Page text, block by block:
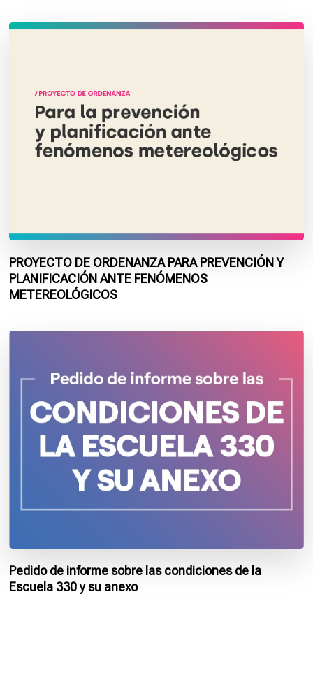
PROYECTO DE ORDENANZA PARA PREVENCIÓN Y
PLANIFICACIÓN ANTE FENÓMENOS
METEREOLÓGICOS
Pedido de informe sobre las condiciones de la
Escuela 330 y su anexo